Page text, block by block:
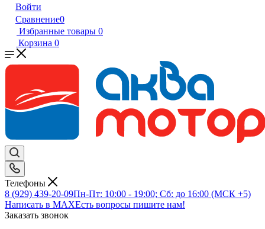
Войти
Сравнение0
Избранные товары 0
Корзина 0
Телефоны
8 (929) 439-20-09Пн-Пт: 10:00 - 19:00; Сб: до 16:00 (МСК +5)
Написать в MAXЕсть вопросы пишите нам!
Заказать звонок